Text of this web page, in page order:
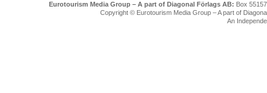
Eurotourism Media Group – A part of Diagonal Förlags AB: Box
Copyright © Eurotourism Media Group – A part of
An